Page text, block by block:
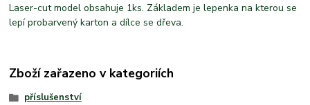
Laser-cut model obsahuje 1ks. Základem je lepenka na kterou se
lepí probarvený karton a dílce se dřeva.
Zboží zařazeno v kategoriích
příslušenství